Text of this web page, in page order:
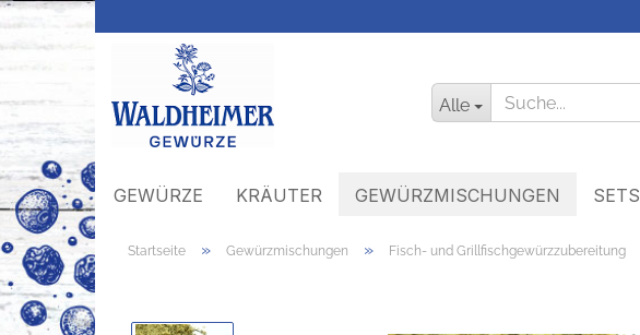
Alle
GEWÜRZE KRÄUTER GEWÜRZMISCHUNGEN SETS
Startseite » Gewürzmischungen » Fisch- und Grillfischgewürzzubereitung